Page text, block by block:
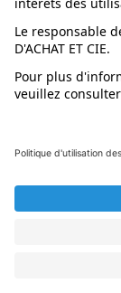
L'application